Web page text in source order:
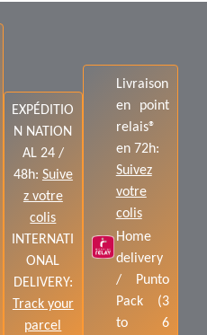
EXPÉDITIO
N NATION
AL 24 /
48h: Suive
z votre
colis
INTERNATI
ONAL
DELIVERY:
Track your
parcel
Livraison
en point
relais®
en 72h:
Suivez
votre
colis
Home
delivery
/ Punto
Pack (3
to 6